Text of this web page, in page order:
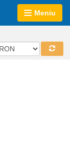
Meniu